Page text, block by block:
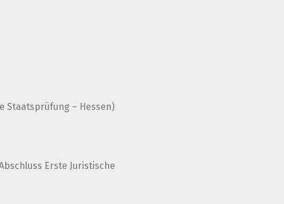
Staatsprüfung – Hessen)
Erste Juristische